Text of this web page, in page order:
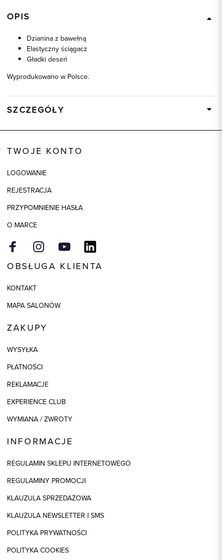
OPIS
Dzianina z bawełną
Elastyczny ściągacz
Gładki deseń
Wyprodukowano w Polsce.
SZCZEGÓŁY
Skład tkaniny
TWOJE KONTO
LOGOWANIE
REJESTRACJA
PRZYPOMNIENIE HASŁA
O MARCE
OBSŁUGA KLIENTA
KONTAKT
MAPA SALONÓW
ZAKUPY
WYSYŁKA
PŁATNOŚCI
REKLAMACJE
EXPERIENCE CLUB
WYMIANA / ZWROTY
INFORMACJE
REGULAMIN SKLEPU INTERNETOWEGO
REGULAMINY PROMOCJI
KLAUZULA SPRZEDAŻOWA
KLAUZULA NEWSLETTER I SMS
POLITYKA PRYWATNOŚCI
POLITYKA COOKIES